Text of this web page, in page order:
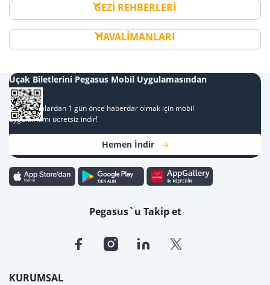
GEZİ REHBERLERİ
HAVALİMANLARI
KURUMSAL
Uçak Biletlerini Pegasus Mobil Uygulamasından
Al
Kampanyalardan 1 gün önce haberdar olmak için mobil
uygulamamı ücretsiz indir!
Hemen İndir
Pegasus`u Takip et